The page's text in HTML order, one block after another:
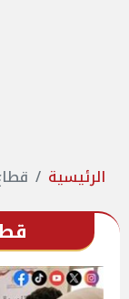
الرئيسية